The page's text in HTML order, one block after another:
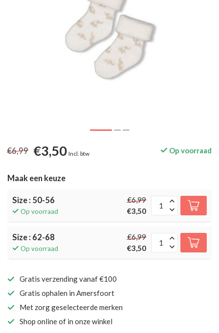
€6,99 €3,50 Incl. btw Op voorraad
Maak een keuze
Size : 50-56
Op voorraad
€6,99
€3,50
Size : 62-68
Op voorraad
€6,99
€3,50
Gratis verzending vanaf €100
Gratis ophalen in Amersfoort
Met zorg geselecteerde merken
Shop online of in onze winkel